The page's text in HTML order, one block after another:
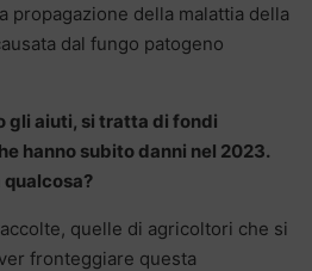
propagazione della malattia della
dal fungo patogeno
gli aiuti, si tratta di fondi
hanno subito danni nel 2023.
quelle di agricoltori che si
fronteggiare questa